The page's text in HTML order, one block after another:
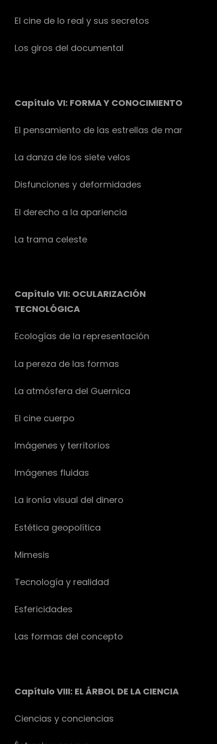
El cine de lo real y sus secretos
Los giros del documental
Capítulo VI: FORMA Y CONOCIMIENTO
El pensamiento de las estrellas de mar
La danza de los siete velos
Disfunciones y deformidades
El derecho a la apariencia
La trama celeste
Capítulo VII: OCULARIZACIÓN
TECNOLÓGICA
Ecologías de la representación
La pereza de las formas
La atmósfera del Guernica
El cine cuerpo
Imágenes y territorios
Imágenes fluidas
La ironía visual del dinero
Estética geopolítica
Mimesis
Tecnología y realidad
Esfericidades
Las formas del concepto
Capítulo VIII: EL ÁRBOL DE LA CIENCIA
Ciencias y conciencias